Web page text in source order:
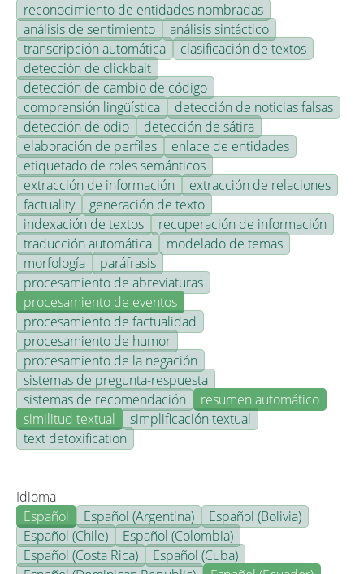
reconocimiento de entidades nombradas
análisis de sentimiento
análisis sintáctico
transcripción automática
clasificación de textos
detección de clickbait
detección de cambio de código
comprensión lingüística
detección de noticias falsas
detección de odio
detección de sátira
elaboración de perfiles
enlace de entidades
etiquetado de roles semánticos
extracción de información
extracción de relaciones
factuality
generación de texto
indexación de textos
recuperación de información
traducción automática
modelado de temas
morfología
paráfrasis
procesamiento de abreviaturas
procesamiento de eventos
procesamiento de factualidad
procesamiento de humor
procesamiento de la negación
sistemas de pregunta-respuesta
sistemas de recomendación
resumen automático
similitud textual
simplificación textual
text detoxification
Idioma
Español
Español (Argentina)
Español (Bolivia)
Español (Chile)
Español (Colombia)
Español (Costa Rica)
Español (Cuba)